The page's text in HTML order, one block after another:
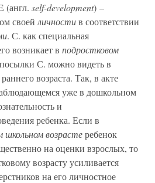
(англ. self-development) –
своей личностив соответствии
. С. как специальная
возникает в подростковом
С. можно видеть в
возраста. Так, в акте
уже в дошкольном
и
ребенка. Если в
школьном возрастеребенок
на оценки взрослых, то
возрасту усиливается
на его личностное